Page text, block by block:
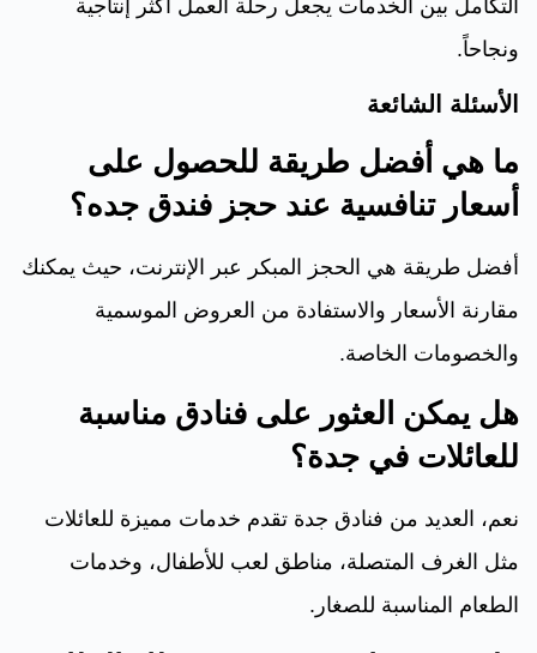
التكامل بين الخدمات يجعل رحلة العمل أكثر إنتاجية
ونجاحاً.
الأسئلة الشائعة
ما هي أفضل طريقة للحصول على
أسعار تنافسية عند حجز فندق جده؟
أفضل طريقة هي الحجز المبكر عبر الإنترنت، حيث يمكنك
مقارنة الأسعار والاستفادة من العروض الموسمية
والخصومات الخاصة.
هل يمكن العثور على فنادق مناسبة
للعائلات في جدة؟
نعم، العديد من فنادق جدة تقدم خدمات مميزة للعائلات
مثل الغرف المتصلة، مناطق لعب للأطفال، وخدمات
الطعام المناسبة للصغار.